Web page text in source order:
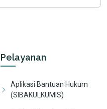
Pelayanan
Aplikasi Bantuan Hukum
(SIBAKULKUMIS)